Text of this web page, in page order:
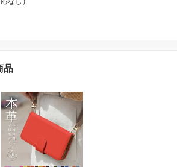
品